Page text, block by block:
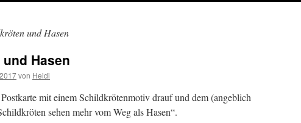
und Hasen
Hasen
von Heidi
mit einem Schildkrötenmotiv drauf und dem (angeblich
sehen mehr vom Weg als Hasen“.